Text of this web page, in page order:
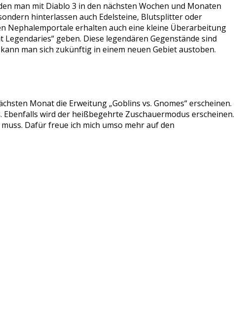
man mit Diablo 3 in den nächsten Wochen und Monaten
hinterlassen auch Edelsteine, Blutsplitter oder
Nephalemportale erhalten auch eine kleine Überarbeitung
geben. Diese legendären Gegenstände sind
man sich zukünftig in einem neuen Gebiet austoben.
Monat die Erweitung „Goblins vs. Gnomes“ erscheinen.
wird der heißbegehrte Zuschauermodus erscheinen.
Dafür freue ich mich umso mehr auf den